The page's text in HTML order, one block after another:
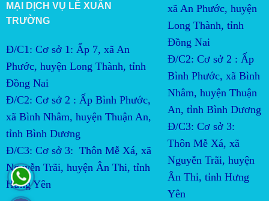
MẠI DỊCH VỤ LÊ XUÂN
TRƯỜNG
Đ/C1: Cơ sở 1: Ấp 7, xã An
Phước, huyện Long Thành, tỉnh
Đồng Nai
Đ/C2: Cơ sở 2 : Ấp Bình Phước,
xã Bình Nhâm, huyện Thuận An,
tỉnh Bình Dương
Đ/C3: Cơ sở 3:  Thôn Mễ Xá, xã
Nguyễn Trãi, huyện Ân Thi, tỉnh
Hưng Yên
xã An Phước, huyện
Long Thành, tỉnh
Đồng Nai
Đ/C2: Cơ sở 2 : Ấp
Bình Phước, xã Bình
Nhâm, huyện Thuận
An, tỉnh Bình Dương
Đ/C3: Cơ sở 3:
Thôn Mễ Xá, xã
Nguyễn Trãi, huyện
Ân Thi, tỉnh Hưng
Yên